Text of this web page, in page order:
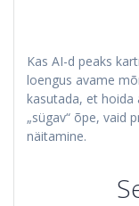
Kas AI-d peaks
loengus avame
kasutada, et hoida
„sügav“ õpe, vaid
näitamine.